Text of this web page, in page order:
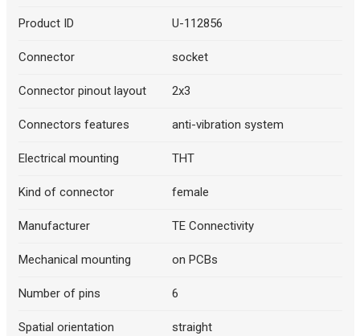
Product ID U-112856
Connector socket
Connector pinout layout 2x3
Connectors features anti-vibration system
Electrical mounting THT
Kind of connector female
Manufacturer TE Connectivity
Mechanical mounting on PCBs
Number of pins 6
Spatial orientation straight